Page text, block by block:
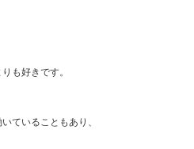
も好きです。
ていることもあり、